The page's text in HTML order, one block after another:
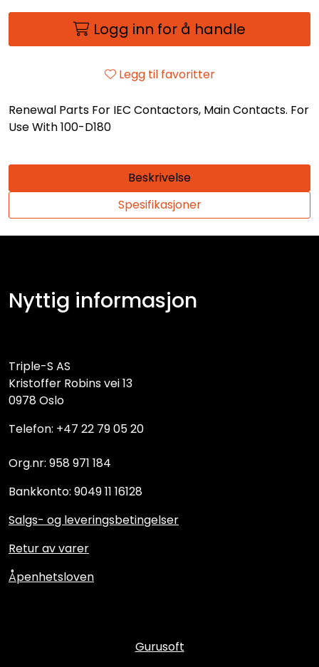
Logg inn for å handle
Legg til favoritter
Renewal Parts For IEC Contactors, Main Contacts. For
Use With 100-D180
Beskrivelse
Spesifikasjoner
Nyttig informasjon
Triple-S AS
Kristoffer Robins vei 13
0978 Oslo
Telefon: +47 22 79 05 20
Org.nr: 958 971 184
Bankkonto: 9049 11 16128
Salgs- og leveringsbetingelser
Retur av varer
Åpenhetsloven
Gurusoft